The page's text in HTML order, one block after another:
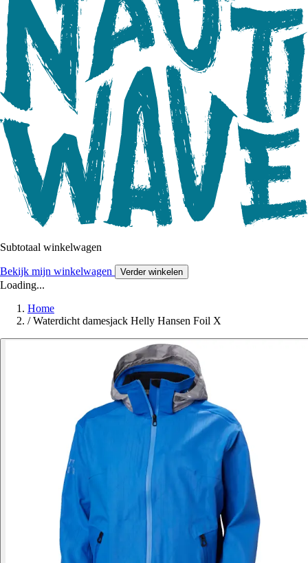
Subtotaal winkelwagen
Bekijk mijn winkelwagen Verder winkelen
Loading...
Home
/ Waterdicht damesjack Helly Hansen Foil X